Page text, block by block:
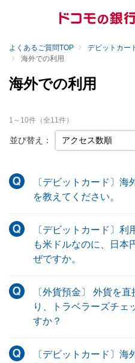
よくあるご質問TOP デビットカー
海外での利用
海外での利用
並び替え：
1 ～ 10件（全11件）
〔デビットカード〕
を教えてください。
〔デビットカード〕
も米ドルなのに、日本
ぜですか。
〔外貨預金〕 外貨を
り、トラベラーズチェ
すか？
〔デビットカード〕海